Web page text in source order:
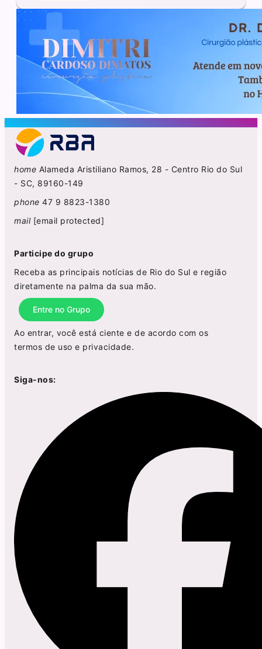
home Alameda Aristiliano Ramos, 28 - Centro Rio do Sul
- SC, 89160-149
phone 47 9 8823-1380
mail [email protected]
Participe do grupo
Receba as principais notícias de Rio do Sul e região
diretamente na palma da sua mão.
Entre no Grupo
Ao entrar, você está ciente e de acordo com os
termos de uso e privacidade.
Siga-nos: